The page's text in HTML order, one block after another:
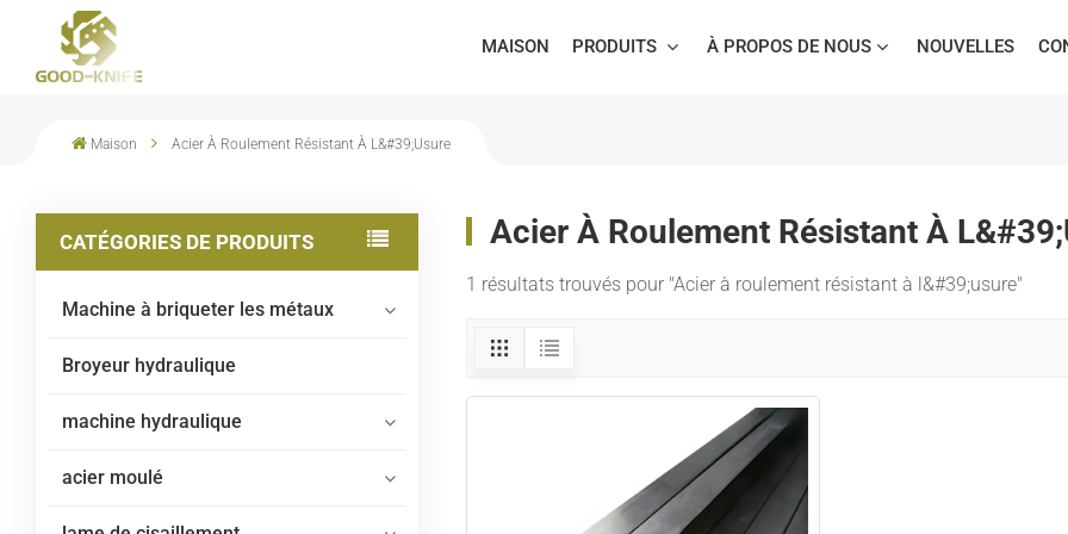
MAISON PRODUITS À PROPOS DE NOUS NOUVELLES
Maison Acier À Roulement Résistant À L&#39;usure
CATÉGORIES DE PRODUITS
Machine à briqueter les métaux
Broyeur hydraulique
machine hydraulique
acier moulé
Acier À Roulement Résistant À
1 résultats trouvés pour "Acier à roulement résistant à l&#39;usure"